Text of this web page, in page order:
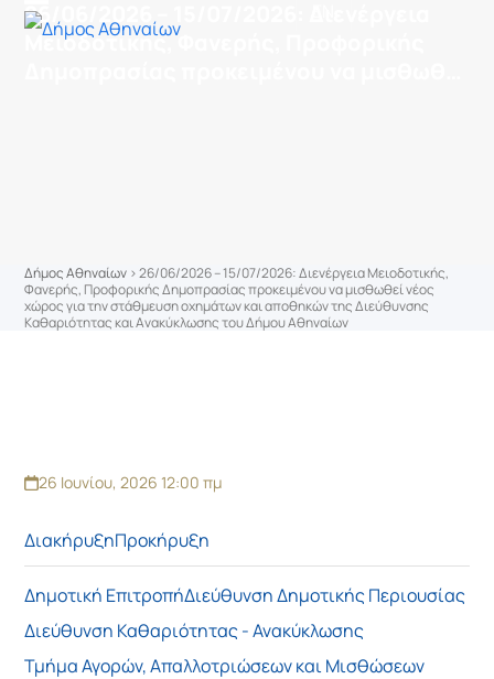
Skip
περιεχόμενο
Open
Close
26/06/2026 – 15/07/2026: Διενέργεια
Μειοδοτικής, Φανερής, Προφορικής
Δήμος Αθηναίων >26/06/2026 – 15/07/2026: Διενέργεια Μειοδοτικής,
Φανερής, Προφορικής Δημοπρασίας προκειμένου να μισθωθεί νέος
χώρος για την στάθμευση οχημάτων και αποθηκών της Διεύθυνσης
Καθαριότητας και Ανακύκλωσης του Δήμου Αθηναίων
26 Ιουνίου, 2026 12:00 πμ
ΔιακήρυξηΠροκήρυξη
Δημοτική ΕπιτροπήΔιεύθυνση Δημοτικής Περιουσίας
Διεύθυνση Καθαριότητας - Ανακύκλωσης
Τμήμα Αγορών, Απαλλοτριώσεων και Μισθώσεων